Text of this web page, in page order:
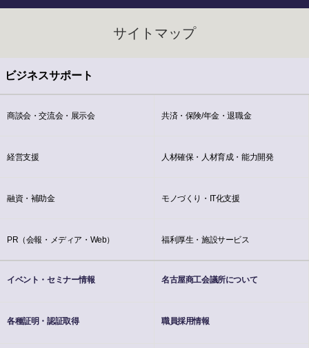
サイトマップ
ビジネスサポート
商談会・交流会・展示会
経営支援
融資・補助金
PR（会報・メディア・Web）
共済・保険/年金・退職金
人材確保・人材育成・能力開発
モノづくり・IT化支援
福利厚生・施設サービス
イベント・セミナー情報
各種証明・認証取得
名古屋商工会議所について
職員採用情報